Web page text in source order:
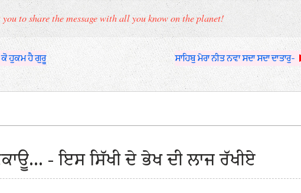
to share the message with all you know on the planet!
ਕੋ ਹੁਕਮ ਹੈ ਗੁਰੂ
ਸਾਹਿਬੁ ਮੇਰਾ ਨੀਤ ਨਵਾ ਸਦਾ ਸਦਾ ਦਾਤਾਰੁ-
- ਇਸ ਸਿੱਖੀ ਦੇ ਭੇਖ ਦੀ ਲਾਜ ਰੱਖੀਏ